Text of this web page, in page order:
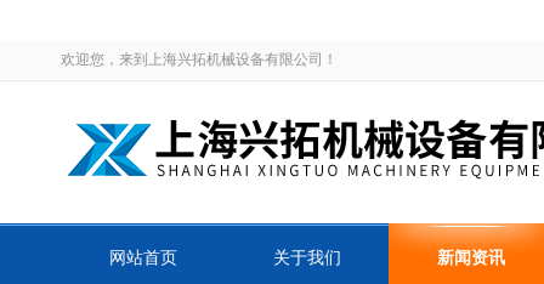
欢迎您，来到上海兴拓机械设备有限公司！
网站首页 关于我们 新闻资讯